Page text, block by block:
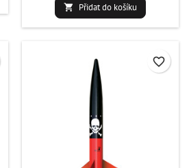
 Přidat do košíku
favorite_border